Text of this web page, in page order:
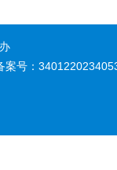
案号：